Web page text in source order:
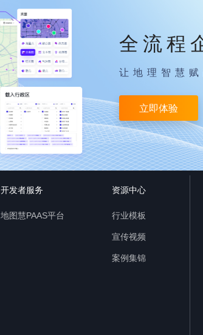
全流程
让地理智慧
立即体验
开发者服务
地图慧PAAS平台
资源中心
行业模板
宣传视频
案例集锦